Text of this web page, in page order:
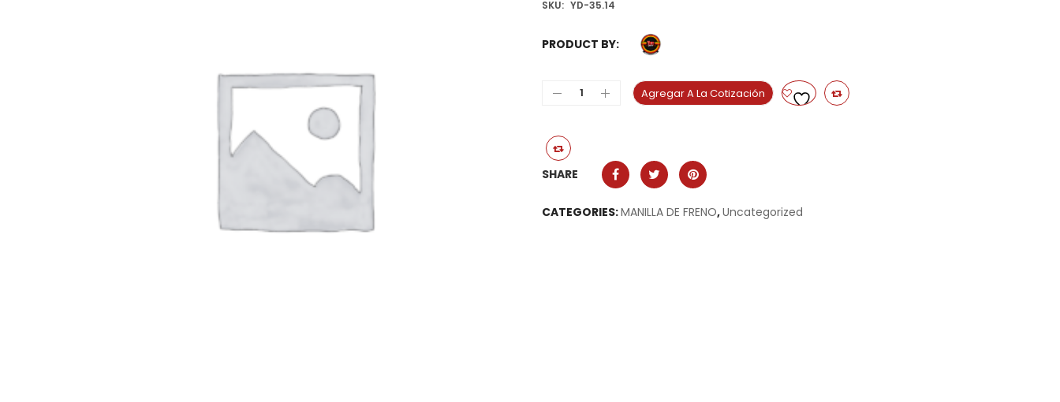
SKU: YD-35.14
PRODUCT BY:
Agregar A La Cotización
SHARE
CATEGORIES:MANILLA DE FRENO,Uncategorized